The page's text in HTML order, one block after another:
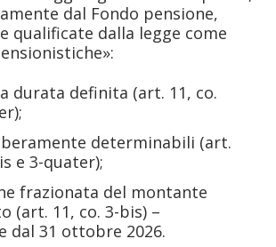
dal Fondo pensione,
qualificate dalla legge come
durata definita (art. 11, co.
determinabili (art.
e 3-quater);
frazionata del montante
(art. 11, co. 3-bis) –
dal 31 ottobre 2026.